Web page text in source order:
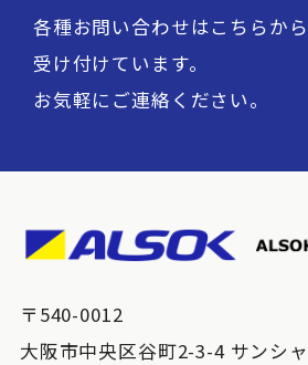
各種お問い合わせはこちらから
受け付けています。
お気軽にご連絡ください。
〒540-0012
大阪市中央区谷町2-3-4 サンシ